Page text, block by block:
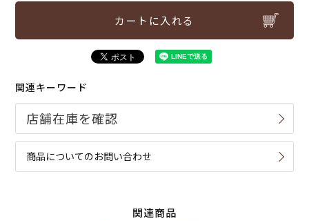
カートに入れる
関連キーワード
商品についてのお問い合わせ
関連商品